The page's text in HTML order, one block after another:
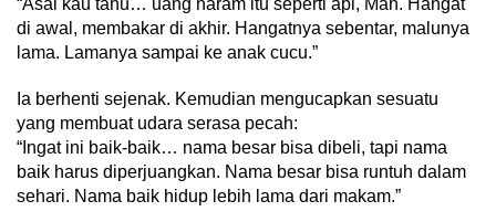
di awal, membakar di akhir. Hangatnya sebentar, malunya
lama. Lamanya sampai ke anak cucu.”
Ia berhenti sejenak. Kemudian mengucapkan sesuatu
yang membuat udara serasa pecah:
“Ingat ini baik-baik… nama besar bisa dibeli, tapi nama
baik harus diperjuangkan. Nama besar bisa runtuh dalam
sehari. Nama baik hidup lebih lama dari makam.”